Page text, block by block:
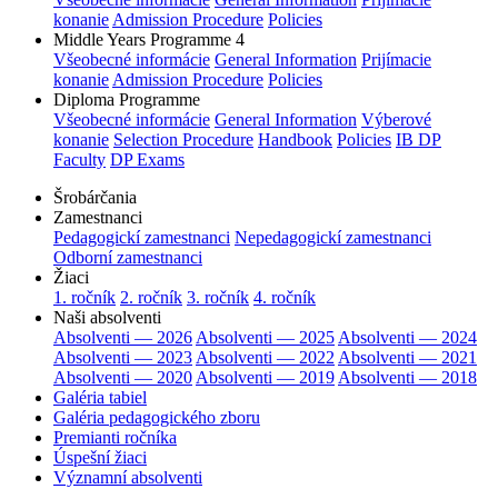
konanieAdmission Procedure Policies
Middle Years Programme 4
Všeobecné informácie General Information Prijímacie
konanieAdmission Procedure Policies
Diploma Programme
Všeobecné informácie General Information Výberové
konanie Selection Procedure Handbook Policies IB DP
Faculty DP Exams
Šrobárčania
Zamestnanci
Pedagogickí zamestnanci Nepedagogickí zamestnanci
Odborní zamestnanci
Žiaci
1. ročník 2. ročník 3. ročník 4. ročník
Naši absolventi
Absolventi — 2026Absolventi — 2025Absolventi — 2024
Absolventi — 2023Absolventi — 2022Absolventi — 2021
Absolventi — 2020Absolventi — 2019Absolventi — 2018
Galéria tabiel
Galéria pedagogického zboru
Premianti ročníka
Úspešní žiaci
Významní absolventi